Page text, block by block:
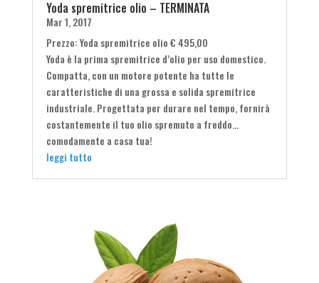
Yoda spremitrice olio – TERMINATA
Mar 1, 2017
Prezzo: Yoda spremitrice olio € 495,00
Yoda è la prima spremitrice d’olio per uso domestico.
Compatta, con un motore potente ha tutte le
caratteristiche di una grossa e solida spremitrice
industriale. Progettata per durare nel tempo, fornirà
costantemente il tuo olio spremuto a freddo…
comodamente a casa tua!
leggi tutto